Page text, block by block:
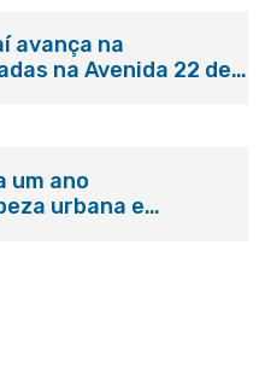
avança na
na Avenida 22 de
um ano
urbana e